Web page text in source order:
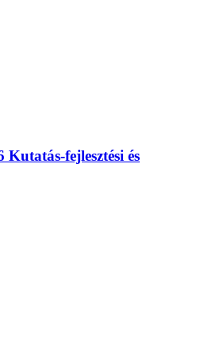
Kutatás-fejlesztési és